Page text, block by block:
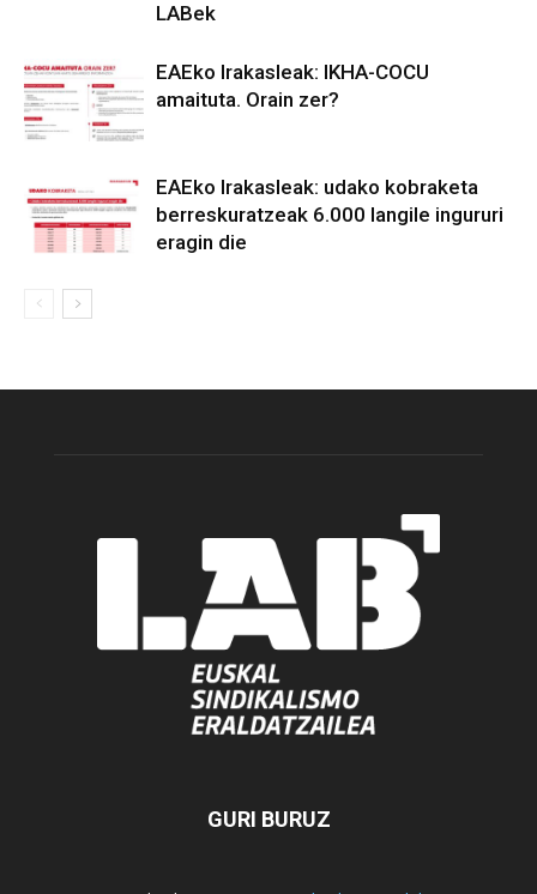
LABek
EAEko Irakasleak: IKHA-COCU
amaituta. Orain zer?
EAEko Irakasleak: udako kobraketa
berreskuratzeak 6.000 langile ingururi
eragin die
GURI BURUZ